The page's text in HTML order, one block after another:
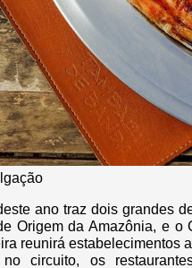
ano traz dois grandes
Origem da Amazônia, e
reunirá estabelecimentos
circuito, os